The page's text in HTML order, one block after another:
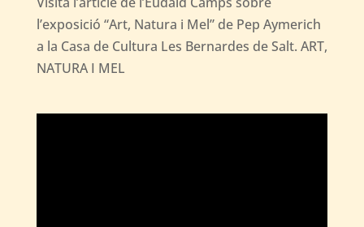
l’exposició “Art, Natura i Mel” de Pep Aymerich
a la Casa de Cultura Les Bernardes de Salt. ART,
NATURA I MEL